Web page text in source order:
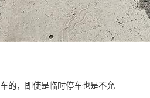
的，即使是临时停车也是不允